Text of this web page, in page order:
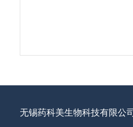
无锡药科美生物科技有限公司